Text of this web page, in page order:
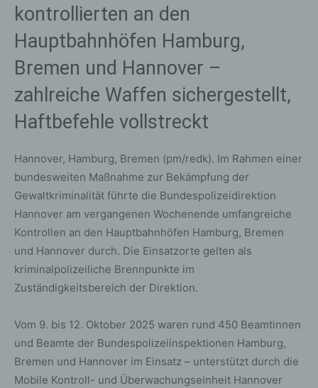
kontrollierten an den
Hauptbahnhöfen Hamburg,
Bremen und Hannover –
zahlreiche Waffen sichergestellt,
Haftbefehle vollstreckt
Hannover, Hamburg, Bremen (pm/redk). Im Rahmen einer
bundesweiten Maßnahme zur Bekämpfung der
Gewaltkriminalität führte die Bundespolizeidirektion
Hannover am vergangenen Wochenende umfangreiche
Kontrollen an den Hauptbahnhöfen Hamburg, Bremen
und Hannover durch. Die Einsatzorte gelten als
kriminalpolizeiliche Brennpunkte im
Zuständigkeitsbereich der Direktion.
Vom 9. bis 12. Oktober 2025 waren rund 450 Beamtinnen
und Beamte der Bundespolizeiinspektionen Hamburg,
Bremen und Hannover im Einsatz – unterstützt durch die
Mobile Kontroll- und Überwachungseinheit Hannover